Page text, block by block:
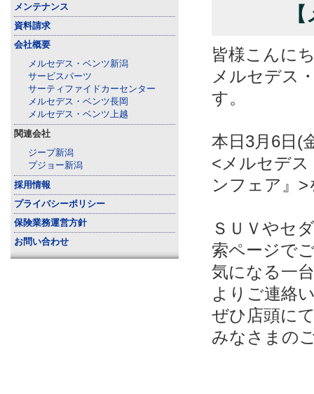
皆様こんに
メルセデス
す。
本日3月6日(
<メルセデ
ンフェア』
ＳＵＶやセ
索ページで
気になる一
よりご連絡
ぜひ店頭に
みなさまの
メンテナンス
資料請求
会社概要
メルセデス・ベンツ新潟
サービスパーツ
サーティファイドカーセンター
メルセデス・ベンツ長岡
メルセデス・ベンツ上越
関連会社
ジープ新潟
プジョー新潟
採用情報
プライバシーポリシー
保険業務運営方針
お問い合わせ